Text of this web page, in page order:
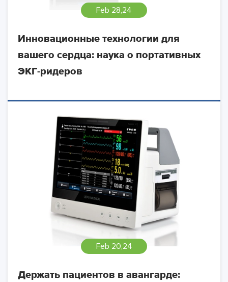
Feb 28,24
Инновационные технологии для
вашего сердца: наука о портативных
ЭКГ-ридеров
Feb 20,24
Держать пациентов в авангарде: